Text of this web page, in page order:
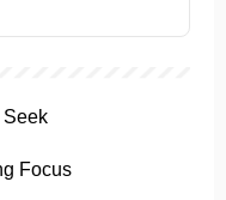
Seek
Focus